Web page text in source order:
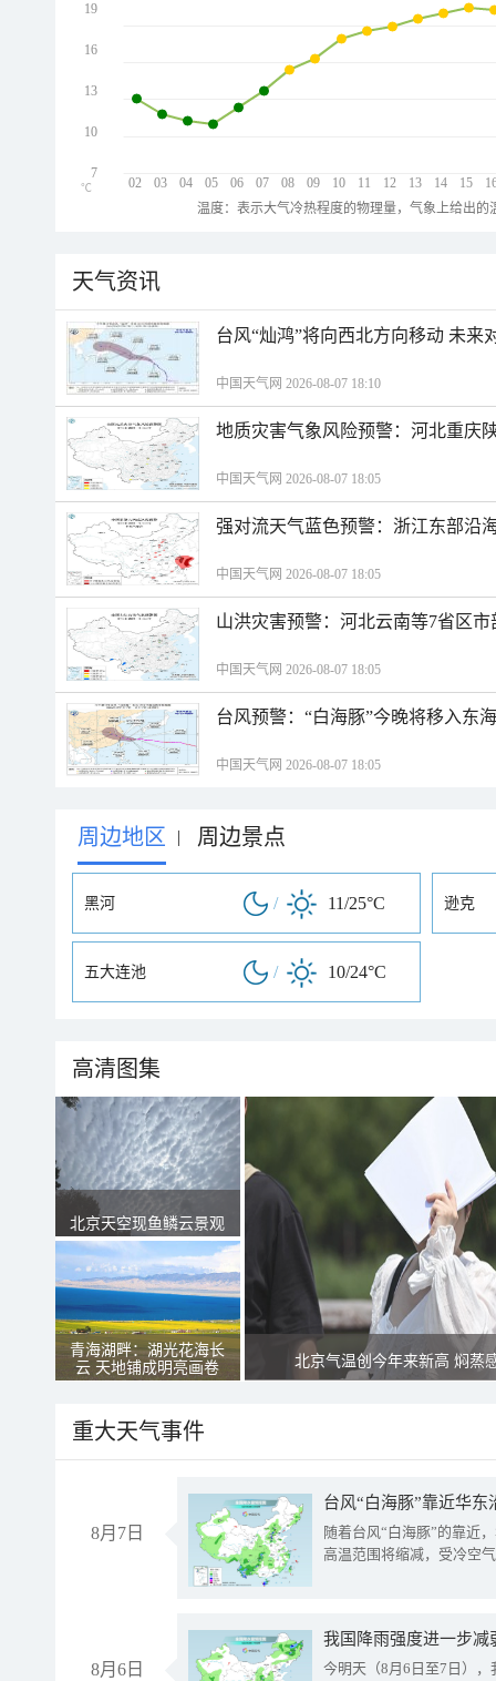
02 03 04 05 06 07 08 09 10 11 12 13 14 15
19
16
13
10
7
℃
温度：表示大气冷热程度的物理量，气象上给出
天气资讯
台风“灿鸿”将向西北方向移动 未来
中国天气网 2026-08-07 18:10
地质灾害气象风险预警：河北重庆
中国天气网 2026-08-07 18:05
强对流天气蓝色预警：浙江东部沿
中国天气网 2026-08-07 18:05
山洪灾害预警：河北云南等7省区
中国天气网 2026-08-07 18:05
台风预警：“白海豚”今晚将移入东
中国天气网 2026-08-07 18:05
周边地区 | 周边景点
黑河 / 11/25°C 逊克
五大连池 / 10/24°C
高清图集
北京天空现鱼鳞云景观
青海湖畔：湖光花海长
云 天地铺成明亮画卷
北京气温创今年来新高 焖蒸
重大天气事件
8月7日
台风“白海豚”靠近华
随着台风“白海豚”的靠近
高温范围将缩减，受冷空
8月6日
今明天（8月6日至7日）